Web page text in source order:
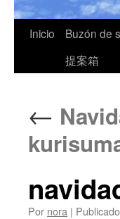
Inicio
Buzón de
提案箱
←
Por nora | Publicado